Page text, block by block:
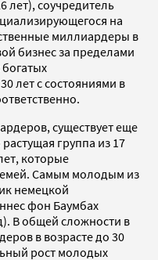
соучредитель
на
миллиардеры в
бизнес за пределами
лет с состояниями в
существует еще
группа из 17
которые
Самым молодым из
немецкой
фон Баумбах
В общей сложности в
в возрасте до 30
рост молодых